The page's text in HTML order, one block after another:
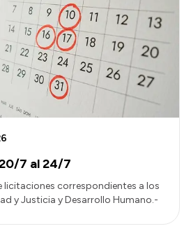
7 al 24/7
licitaciones correspondientes a los
y Justicia y Desarrollo Humano.-